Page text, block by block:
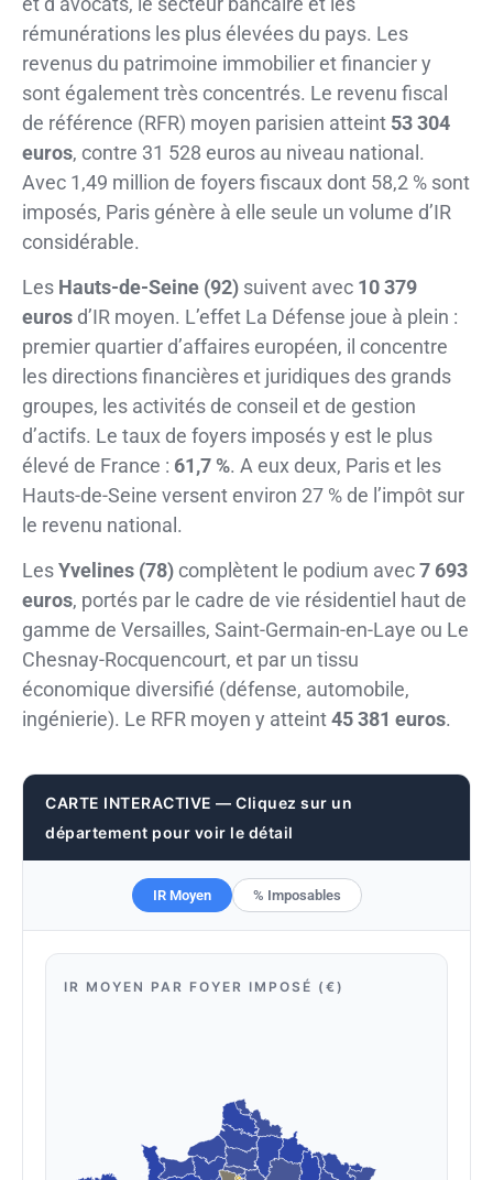
rémunérations les plus élevées du pays. Les
revenus du patrimoine immobilier et financier y
sont également très concentrés. Le revenu fiscal
de référence (RFR) moyen parisien atteint 53 304
euros, contre 31 528 euros au niveau national.
Avec 1,49 million de foyers fiscaux dont 58,2 % sont
imposés, Paris génère à elle seule un volume d’IR
considérable.
Les Hauts-de-Seine (92) suivent avec 10 379
euros d’IR moyen. L’effet La Défense joue à plein :
premier quartier d’affaires européen, il concentre
les directions financières et juridiques des grands
groupes, les activités de conseil et de gestion
d’actifs. Le taux de foyers imposés y est le plus
élevé de France : 61,7 %. A eux deux, Paris et les
Hauts-de-Seine versent environ 27 % de l’impôt sur
le revenu national.
LesYvelines (78)complètent le podium avec7 693
euros, portés par le cadre de vie résidentiel haut de
gamme de Versailles, Saint-Germain-en-Laye ou Le
Chesnay-Rocquencourt, et par un tissu
économique diversifié (défense, automobile,
ingénierie). Le RFR moyen y atteint45 381 euros.
CARTE INTERACTIVE — Cliquez sur un
département pour voir le détail
IR Moyen % Imposables
IR MOYEN PAR FOYER IMPOSÉ (€)